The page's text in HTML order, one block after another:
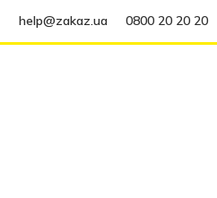
help@zakaz.ua 0800 20 20 20